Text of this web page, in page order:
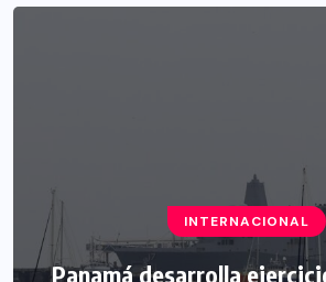
INTERNACIONAL
Panamá desarrolla